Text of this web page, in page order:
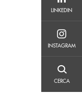
LINKEDIN
INSTAGRAM
CERCA